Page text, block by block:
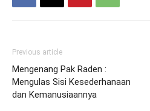
Previous article
Mengenang Pak Raden :
Mengulas Sisi Kesederhanaan
dan Kemanusiaannya